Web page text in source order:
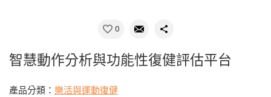
0
智慧動作分析與功能性復健評估平台
產品分類： 樂活與運動復健